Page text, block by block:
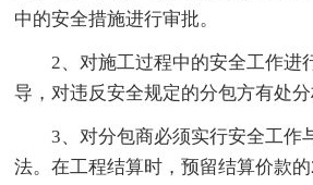
中的安全措施进行审批。
2、对施工过程中的安全工作进
导，对违反安全规定的分包方有处分
3、对分包商必须实行安全工作
法。在工程结算时，预留结算价款